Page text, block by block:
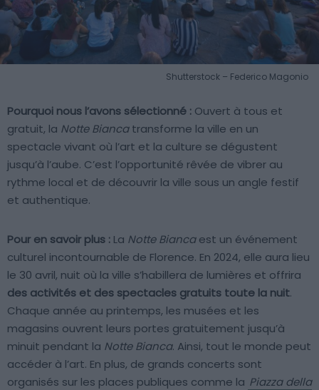
Shutterstock – Federico Magonio
Pourquoi nous l’avons sélectionné : Ouvert à tous et
gratuit, la Notte Biancatransforme la ville en un
spectacle vivant où l’art et la culture se dégustent
jusqu’à l’aube. C’est l’opportunité rêvée de vibrer au
rythme local et de découvrir la ville sous un angle festif
et authentique.
Pour en savoir plus : La Notte Biancaest un événement
culturel incontournable de Florence. En 2024, elle aura lieu
le 30 avril, nuit où la ville s’habillera de lumières et offrira
des activités et des spectacles gratuits toute la nuit.
Chaque année au printemps, les musées et les
magasins ouvrent leurs portes gratuitement jusqu’à
minuit pendant la Notte Bianca. Ainsi, tout le monde peut
accéder à l’art. En plus, de grands concerts sont
organisés sur les places publiques comme la Piazza della